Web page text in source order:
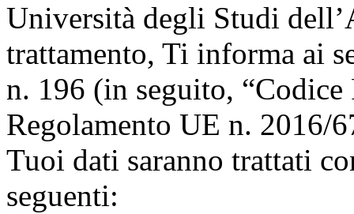
Università degli Studi
trattamento, Ti informa ai
n. 196 (in seguito, “Codice
Regolamento UE n. 2016/
Tuoi dati saranno trattati
seguenti: